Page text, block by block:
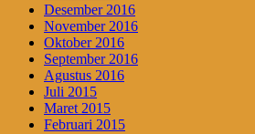
Desember 2016
November 2016
Oktober 2016
September 2016
Agustus 2016
Juli 2015
Maret 2015
Februari 2015